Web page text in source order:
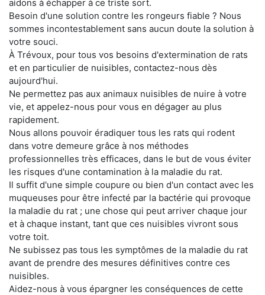
aidons à échapper à ce triste sort.
Besoin d'une solution contre les rongeurs fiable ? Nous
sommes incontestablement sans aucun doute la solution à
votre souci.
À Trévoux, pour tous vos besoins d'extermination de rats
et en particulier de nuisibles, contactez-nous dès
aujourd'hui.
Ne permettez pas aux animaux nuisibles de nuire à votre
vie, et appelez-nous pour vous en dégager au plus
rapidement.
Nous allons pouvoir éradiquer tous les rats qui rodent
dans votre demeure grâce à nos méthodes
professionnelles très efficaces, dans le but de vous éviter
les risques d'une contamination à la maladie du rat.
Il suffit d'une simple coupure ou bien d'un contact avec les
muqueuses pour être infecté par la bactérie qui provoque
la maladie du rat ; une chose qui peut arriver chaque jour
et à chaque instant, tant que ces nuisibles vivront sous
votre toit.
Ne subissez pas tous les symptômes de la maladie du rat
avant de prendre des mesures définitives contre ces
nuisibles.
Aidez-nous à vous épargner les conséquences de cette